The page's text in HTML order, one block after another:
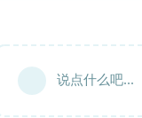
说点什么吧...